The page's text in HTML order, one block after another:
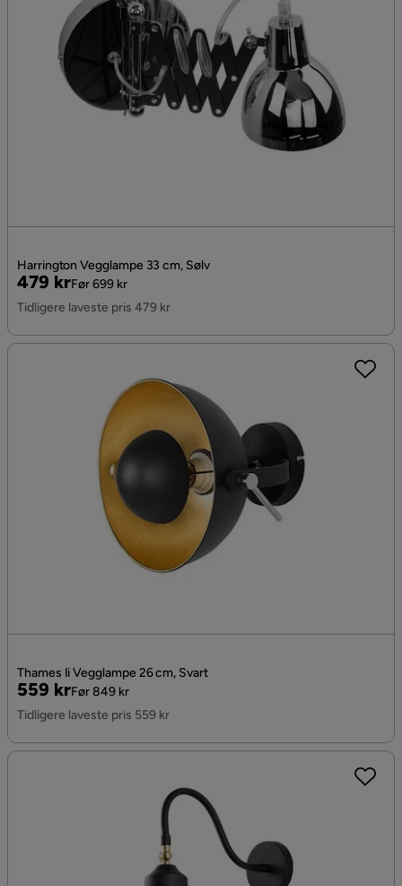
Harrington Vegglampe 33 cm, Sølv
Pris
479 kr
Original
Pris
Før 699 kr
Tidligere laveste pris 479 kr
Thames Ii Vegglampe 26 cm, Svart
Pris
559 kr
Original
Pris
Før 849 kr
Tidligere laveste pris 559 kr